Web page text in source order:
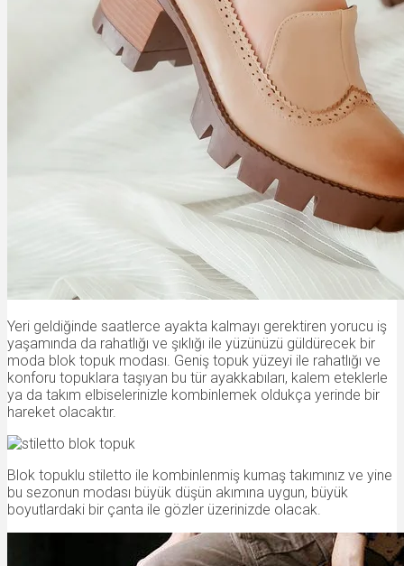
Yeri geldiğinde saatlerce ayakta kalmayı gerektiren yorucu iş
yaşamında da rahatlığı ve şıklığı ile yüzünüzü güldürecek bir
moda blok topuk modası. Geniş topuk yüzeyi ile rahatlığı ve
konforu topuklara taşıyan bu tür ayakkabıları, kalem eteklerle
ya da takım elbiselerinizle kombinlemek oldukça yerinde bir
hareket olacaktır.
Blok topuklu stiletto ile kombinlenmiş kumaş takımınız ve yine
bu sezonun modası büyük düşün akımına uygun, büyük
boyutlardaki bir çanta ile gözler üzerinizde olacak.